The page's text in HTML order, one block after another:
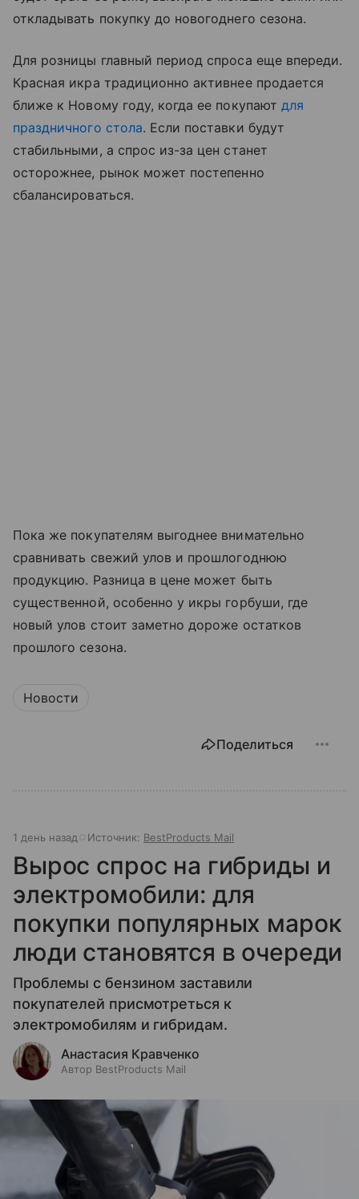
откладывать покупку до новогоднего сезона.
Для розницы главный период спроса еще впереди.
Красная икра традиционно активнее продается
ближе к Новому году, когда ее покупают для
праздничного стола. Если поставки будут
стабильными, а спрос из-за цен станет
осторожнее, рынок может постепенно
сбалансироваться.
Пока же покупателям выгоднее внимательно
сравнивать свежий улов и прошлогоднюю
продукцию. Разница в цене может быть
существенной, особенно у икры горбуши, где
новый улов стоит заметно дороже остатков
прошлого сезона.
Новости
Поделиться
1 день назад Источник: BestProducts Mail
Вырос спрос на гибриды и
электромобили: для
покупки популярных марок
люди становятся в очереди
Проблемы с бензином заставили
покупателей присмотреться к
электромобилям и гибридам.
Анастасия Кравченко
Автор BestProducts Mail